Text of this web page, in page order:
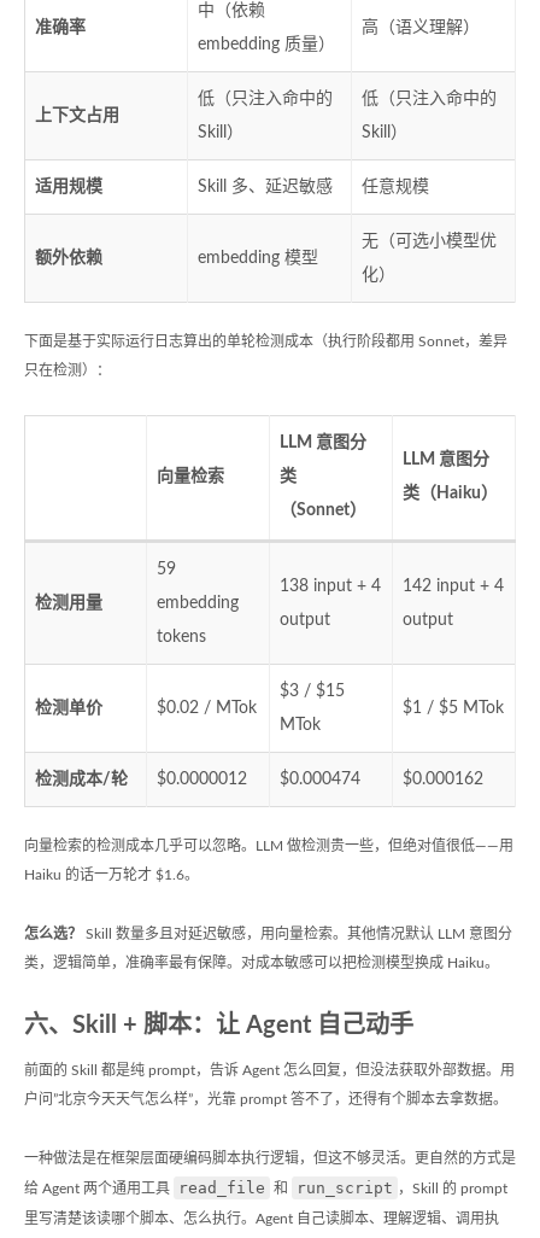
准确率
中（依赖
embedding 质量）
高（语义理解）
上下文占用
低（只注入命中的
Skill）
低（只注入命中的
Skill）
适用规模 Skill 多、延迟敏感 任意规模
额外依赖 embedding 模型
无（可选小模型优
化）
下面是基于实际运行日志算出的单轮检测成本（执行阶段都用 Sonnet，差异
只在检测）：
向量检索
LLM 意图分
类
（Sonnet）
LLM 意图分
类（Haiku）
检测用量
59
embedding
tokens
138 input + 4
output
142 input + 4
output
检测单价 $0.02 / MTok
$3 / $15
MTok
$1 / $5 MTok
检测成本/轮 $0.0000012 $0.000474 $0.000162
向量检索的检测成本几乎可以忽略。LLM 做检测贵一些，但绝对值很低——用
Haiku 的话一万轮才 $1.6。
怎么选？
Skill 数量多且对延迟敏感，用向量检索。其他情况默认 LLM 意图分
类，逻辑简单，准确率最有保障。对成本敏感可以把检测模型换成 Haiku。
六、Skill + 脚本：让 Agent 自己动手
前面的 Skill 都是纯 prompt，告诉 Agent 怎么回复，但没法获取外部数据。用
户问”北京今天天气怎么样”，光靠 prompt 答不了，还得有个脚本去拿数据。
一种做法是在框架层面硬编码脚本执行逻辑，但这不够灵活。更自然的方式是
给 Agent 两个通用工具 read_file 和 run_script ，Skill 的 prompt
里写清楚该读哪个脚本、怎么执行。Agent 自己读脚本、理解逻辑、调用执